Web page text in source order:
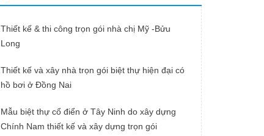
Thiết kế & thi công trọn gói nhà chị Mỹ -Bửu
Long
Thiết kế và xây nhà trọn gói biệt thự hiện đại có
hồ bơi ở Đồng Nai
Mẫu biệt thự cổ điển ở Tây Ninh do xây dựng
Chính Nam thiết kế và xây dựng trọn gói